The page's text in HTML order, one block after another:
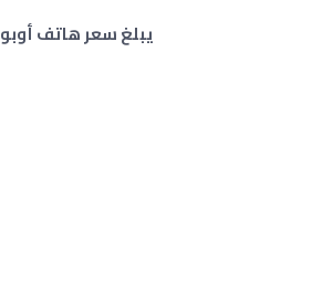
يبلغ سعر هاتف أوبو Oppo A17K في تونس : 475 دينار تونسي.